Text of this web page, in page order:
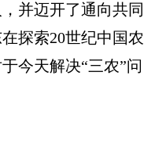
并迈开了通向共同
探索20世纪中国农
今天解决“三农”问